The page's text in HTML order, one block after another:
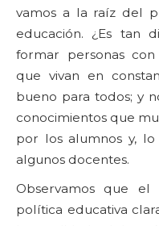
vamos a la raíz del
educación. ¿Es tan
formar personas
que vivan en
bueno para todos; y
conocimientos que
por los alumnos y,
algunos docentes.
Observamos que
política educativa